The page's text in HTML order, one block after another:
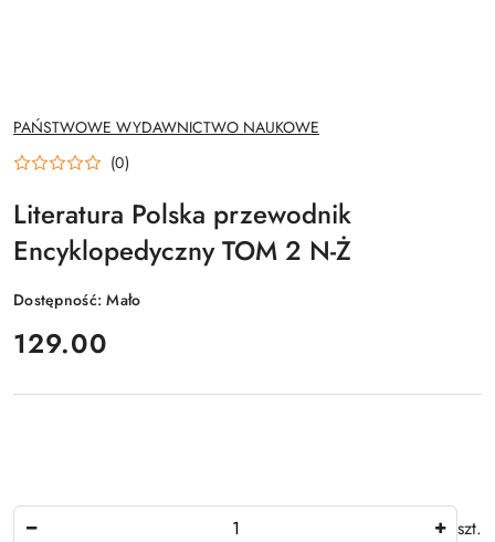
NAZWA
PRODUCENTA:
PAŃSTWOWE WYDAWNICTWO NAUKOWE
(0)
Literatura Polska przewodnik
Encyklopedyczny TOM 2 N-Ż
Dostępność:Mało
cena:
129.00
szt.